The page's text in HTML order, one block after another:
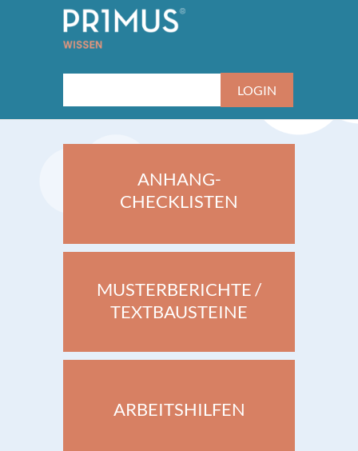
ANHANG-
CHECKLISTEN
MUSTERBERICHTE /
TEXTBAUSTEINE
ARBEITSHILFEN